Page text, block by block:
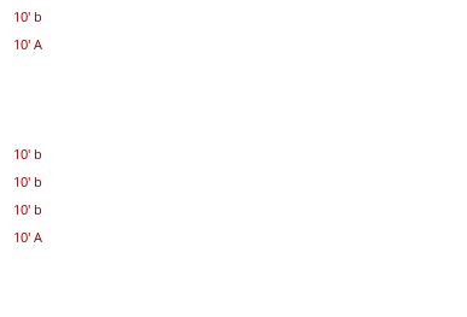
10' b
10' A
10' b
10' b
10' b
10' A